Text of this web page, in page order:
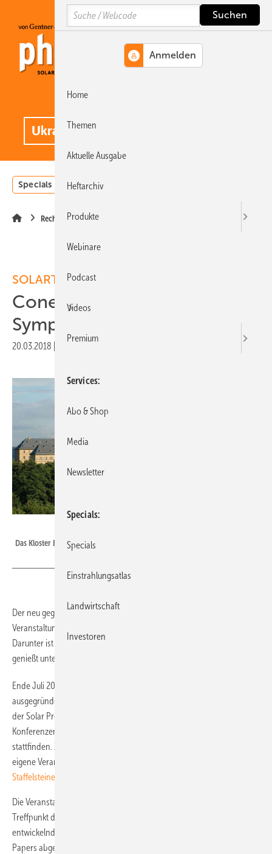
Hauptinhalt
Hauptmenü
SiteSearch
Specials Einstrahlungsatlas
Recht
SOLARTIPPS
Conexio sichert das PV
Symposium im Kloster Banz
20.03.2018
Das Kloster Banz in Bad Staffelstein.
Der neu gegründete Veranstalter Conexio wird künftig diverse
Veranstaltungen im Auftrag der Solar Promotion organisieren.
Darunter ist auch das Branchentreffen in Bad Staffelstein. Der Termin
genießt unter Besuchern längst Kultstatus.
Ende Juli 2017 hat Solar Promotion in Pforzheim die Tochter Conexio
ausgegründet. Sie organisiert zum einen Veranstaltungen im Auftrag
der Solar Promotion. Darunter befindet sich die Intersolar- und EES-
Konferenzen in München die begleitend zu den beiden Fachmessen
stattfinden. Zum anderen entwickelt und veranstaltet Conexio auch
eigene Veranstaltungen, dazu gehört das
Staffelsteiner Kloster Banz
Die Veranstaltung im Kloster Banz ist seit über 30 Jahren der
Treffpunkt der Solarbranche und begleitet die sich schnell
entwickelnde Solarindustrie seit 1986. Inzwischen ist der Call for
Papers abgeschlossen und ein Beirat erstellt derzeit das Programm
Search
Home
Themen
Aktuelle Ausgabe
Heftarchiv
Produkte
Webinare
Podcast
Videos
Premium
Services
Abo & Shop
Media
Newsletter
Specials
Specials
Einstrahlungsatlas
Landwirtschaft
Investoren